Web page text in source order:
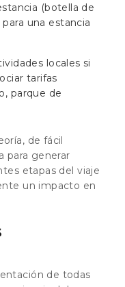
(botella de
una estancia
locales si
tarifas
parque de
de fácil
para generar
etapas del viaje
un impacto en
de todas